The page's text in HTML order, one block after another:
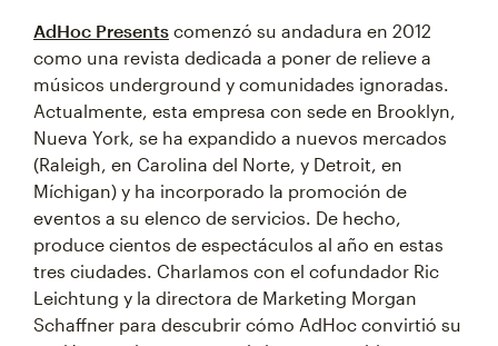
AdHoc Presents comenzó su andadura en 2012
como una revista dedicada a poner de relieve a
músicos underground y comunidades ignoradas.
Actualmente, esta empresa con sede en Brooklyn,
Nueva York, se ha expandido a nuevos mercados
(Raleigh, en Carolina del Norte, y Detroit, en
Míchigan) y ha incorporado la promoción de
eventos a su elenco de servicios. De hecho,
produce cientos de espectáculos al año en estas
tres ciudades. Charlamos con el cofundador Ric
Leichtung y la directora de Marketing Morgan
Schaffner para descubrir cómo AdHoc convirtió su